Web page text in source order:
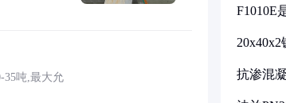
35吨,最大允
F1010E
抗渗混